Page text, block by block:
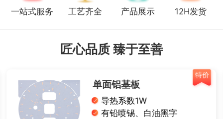
一站式服务 工艺齐全 产品展示 12H发货
匠心品质 臻于至善
特价
单面铝基板
导热系数1W
有铅喷锡、白油黑字